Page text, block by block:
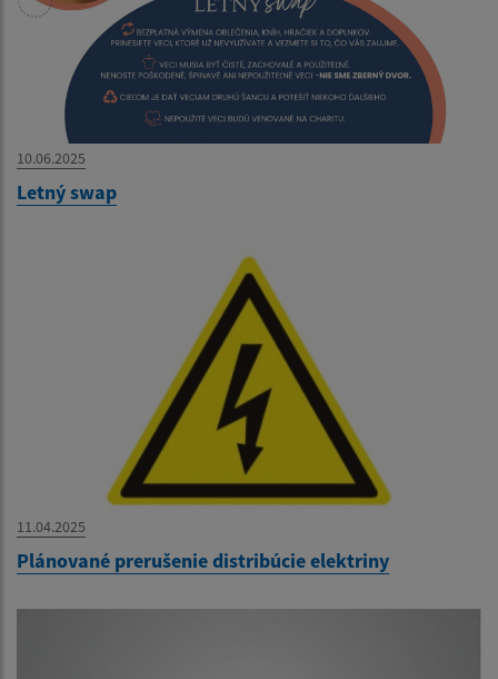
10.06.2025
Letný swap
11.04.2025
Plánované prerušenie distribúcie elektriny